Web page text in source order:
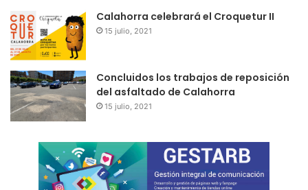
Calahorra celebrará el Croquetur II
15 julio, 2021
Concluidos los trabajos de reposición
del asfaltado de Calahorra
15 julio, 2021